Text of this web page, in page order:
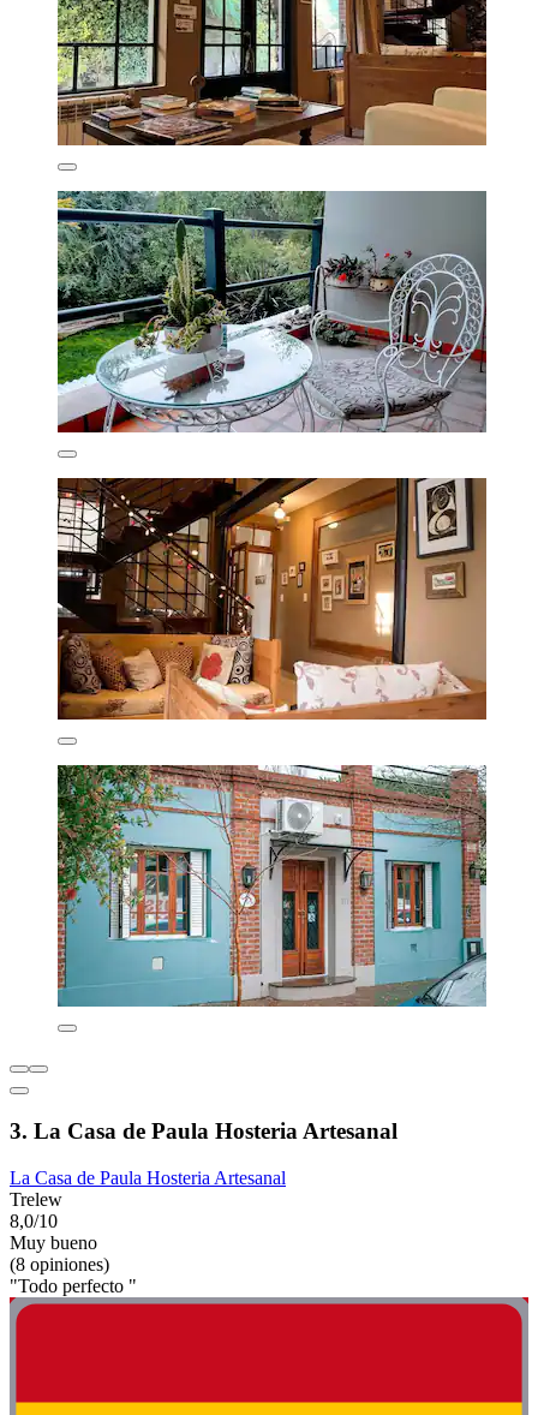
3. La Casa de Paula Hosteria Artesanal
La Casa de Paula Hosteria Artesanal
Trelew
8,0/10
Muy bueno
(8 opiniones)
"Todo perfecto "